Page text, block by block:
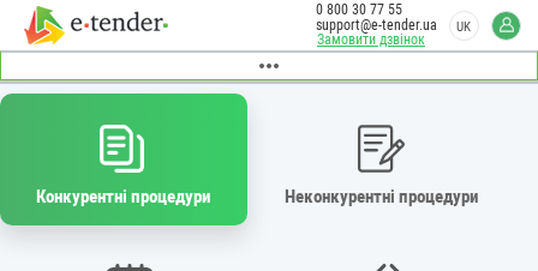
Замовити дзвінок
0 800 30 77 55
support@e-tender.ua
UK
Конкурентні процедури Неконкурентні процедури